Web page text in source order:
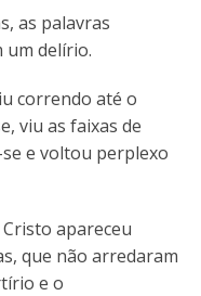
as palavras
um delírio.
correndo até o
viu as faixas de
e voltou perplexo
apareceu
que não arredaram
e o